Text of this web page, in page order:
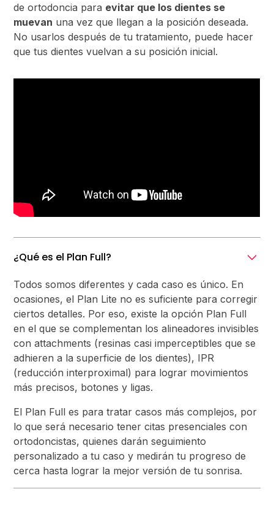
de ortodoncia para evitar que los dientes se
muevan una vez que llegan a la posición deseada.
No usarlos después de tu tratamiento, puede hacer
que tus dientes vuelvan a su posición inicial.
¿Qué es el Plan Full?
Todos somos diferentes y cada caso es único. En
ocasiones, el Plan Lite no es suficiente para corregir
ciertos detalles. Por eso, existe la opción Plan Full
en el que se complementan los alineadores invisibles
con attachments (resinas casi imperceptibles que se
adhieren a la superficie de los dientes), IPR
(reducción interproximal) para lograr movimientos
más precisos, botones y ligas.
El Plan Full es para tratar casos más complejos, por
lo que será necesario tener citas presenciales con
ortodoncistas, quienes darán seguimiento
personalizado a tu caso y medirán tu progreso de
cerca hasta lograr la mejor versión de tu sonrisa.